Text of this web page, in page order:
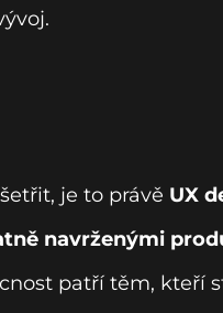
je to právě UX
navrženými
patří těm, kteří